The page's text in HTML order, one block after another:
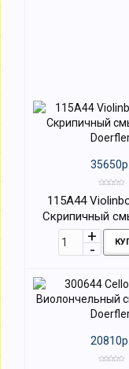
35650р.
115A44
Скрипичный
20810р.